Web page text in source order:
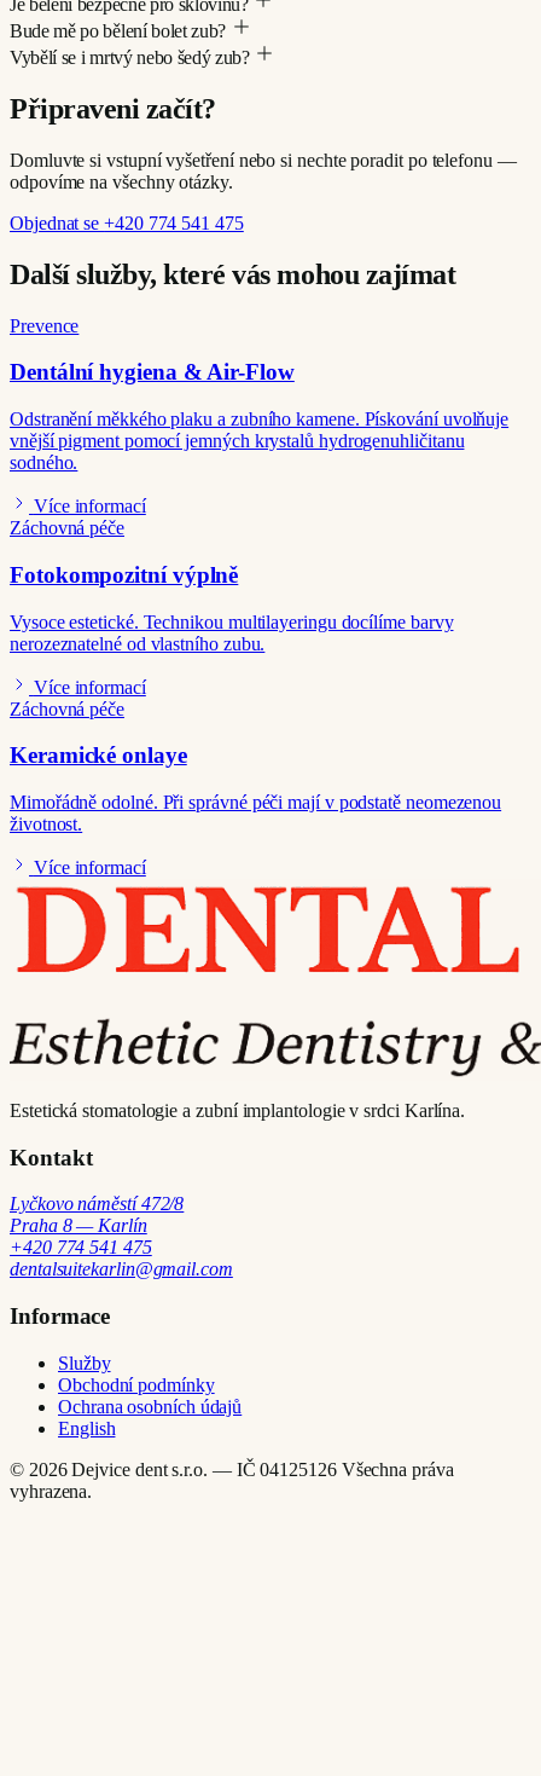
Je bělení bezpečné pro sklovinu?
Bude mě po bělení bolet zub?
Vybělí se i mrtvý nebo šedý zub?
Připraveni začít?
Domluvte si vstupní vyšetření nebo si nechte poradit po telefonu —
odpovíme na všechny otázky.
Objednat se+420 774 541 475
Další služby, které vás mohou zajímat
Prevence
Dentální hygiena & Air-Flow
Odstranění měkkého plaku a zubního kamene. Pískování uvolňuje
vnější pigment pomocí jemných krystalů hydrogenuhličitanu
sodného.
Více informací
Záchovná péče
Fotokompozitní výplně
Vysoce estetické. Technikou multilayeringu docílíme barvy
nerozeznatelné od vlastního zubu.
Více informací
Záchovná péče
Keramické onlaye
Mimořádně odolné. Při správné péči mají v podstatě neomezenou
životnost.
Více informací
Estetická stomatologie a zubní implantologie v srdci Karlína.
Kontakt
Lyčkovo náměstí 472/8
Praha 8 — Karlín
+420 774 541 475
dentalsuitekarlin@gmail.com
Informace
Služby
Obchodní podmínky
Ochrana osobních údajů
English
© 2026 Dejvice dent s.r.o. — IČ 04125126 Všechna práva
vyhrazena.